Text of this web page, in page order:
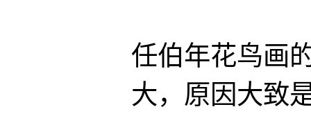
任伯年花鸟画
大，原因大致